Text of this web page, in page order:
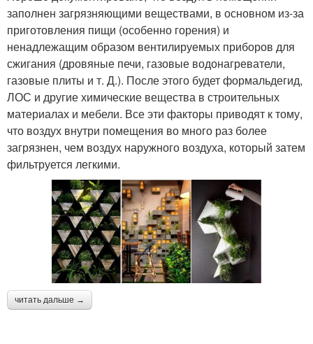
заполнен загрязняющими веществами, в основном из-за
приготовления пищи (особенно горения) и
ненадлежащим образом вентилируемых приборов для
сжигания (дровяные печи, газовые водонагреватели,
газовые плиты и т. Д.). После этого будет формальдегид,
ЛОС и другие химические вещества в строительных
материалах и мебели. Все эти факторы приводят к тому,
что воздух внутри помещения во много раз более
загрязнен, чем воздух наружного воздуха, который затем
фильтруется легкими.
читать дальше →